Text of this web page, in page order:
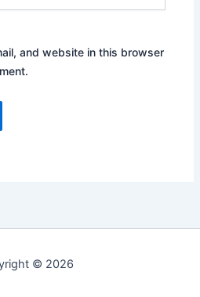
and website in this browser
© 2026